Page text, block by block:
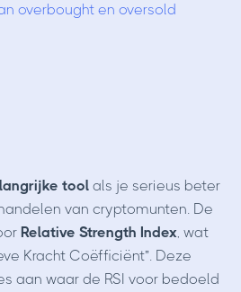
overbought en oversold
tool als je serieus beter
van cryptomunten. De
Relative Strength Index, wat
Kracht Coëfficiënt”. Deze
aan waar de RSI voor bedoeld